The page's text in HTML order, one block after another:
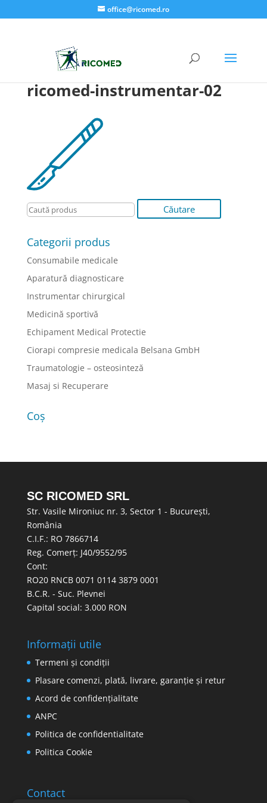
office@ricomed.ro
ricomed-instrumentar-02
Categorii produs
Consumabile medicale
Aparatură diagnosticare
Instrumentar chirurgical
Medicină sportivă
Echipament Medical Protectie
Ciorapi compresie medicala Belsana GmbH
Traumatologie – osteosinteză
Masaj si Recuperare
Coș
SC RICOMED SRL
Str. Vasile Mironiuc nr. 3, Sector 1 - București,
România
C.I.F.: RO 7866714
Reg. Comerț: J40/9552/95
Cont:
RO20 RNCB 0071 0114 3879 0001
B.C.R. - Suc. Plevnei
Capital social: 3.000 RON
Informații utile
Termeni și condiții
Plasare comenzi, plată, livrare, garanție și retur
Acord de confidențialitate
ANPC
Politica de confidentialitate
Politica Cookie
Contact